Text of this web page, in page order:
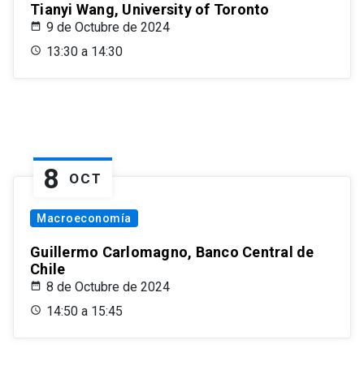
Tianyi Wang, University of Toronto
9 de Octubre de 2024
13:30 a 14:30
8 OCT
Macroeconomía
Guillermo Carlomagno, Banco Central de
Chile
8 de Octubre de 2024
14:50 a 15:45